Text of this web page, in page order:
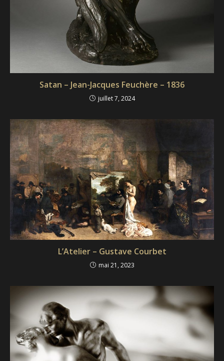
Satan – Jean-Jacques Feuchère – 1836
juillet 7, 2024
L’Atelier – Gustave Courbet
mai 21, 2023